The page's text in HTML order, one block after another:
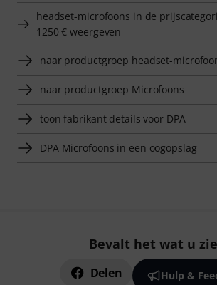
headset-microfoons in de
1250 € weergeven
naar productgroep headset-
naar productgroep Microfoons
toon fabrikant details voor DPA
DPA Microfoons in een oogopslag
Bevalt het wat u
Delen Hulp &